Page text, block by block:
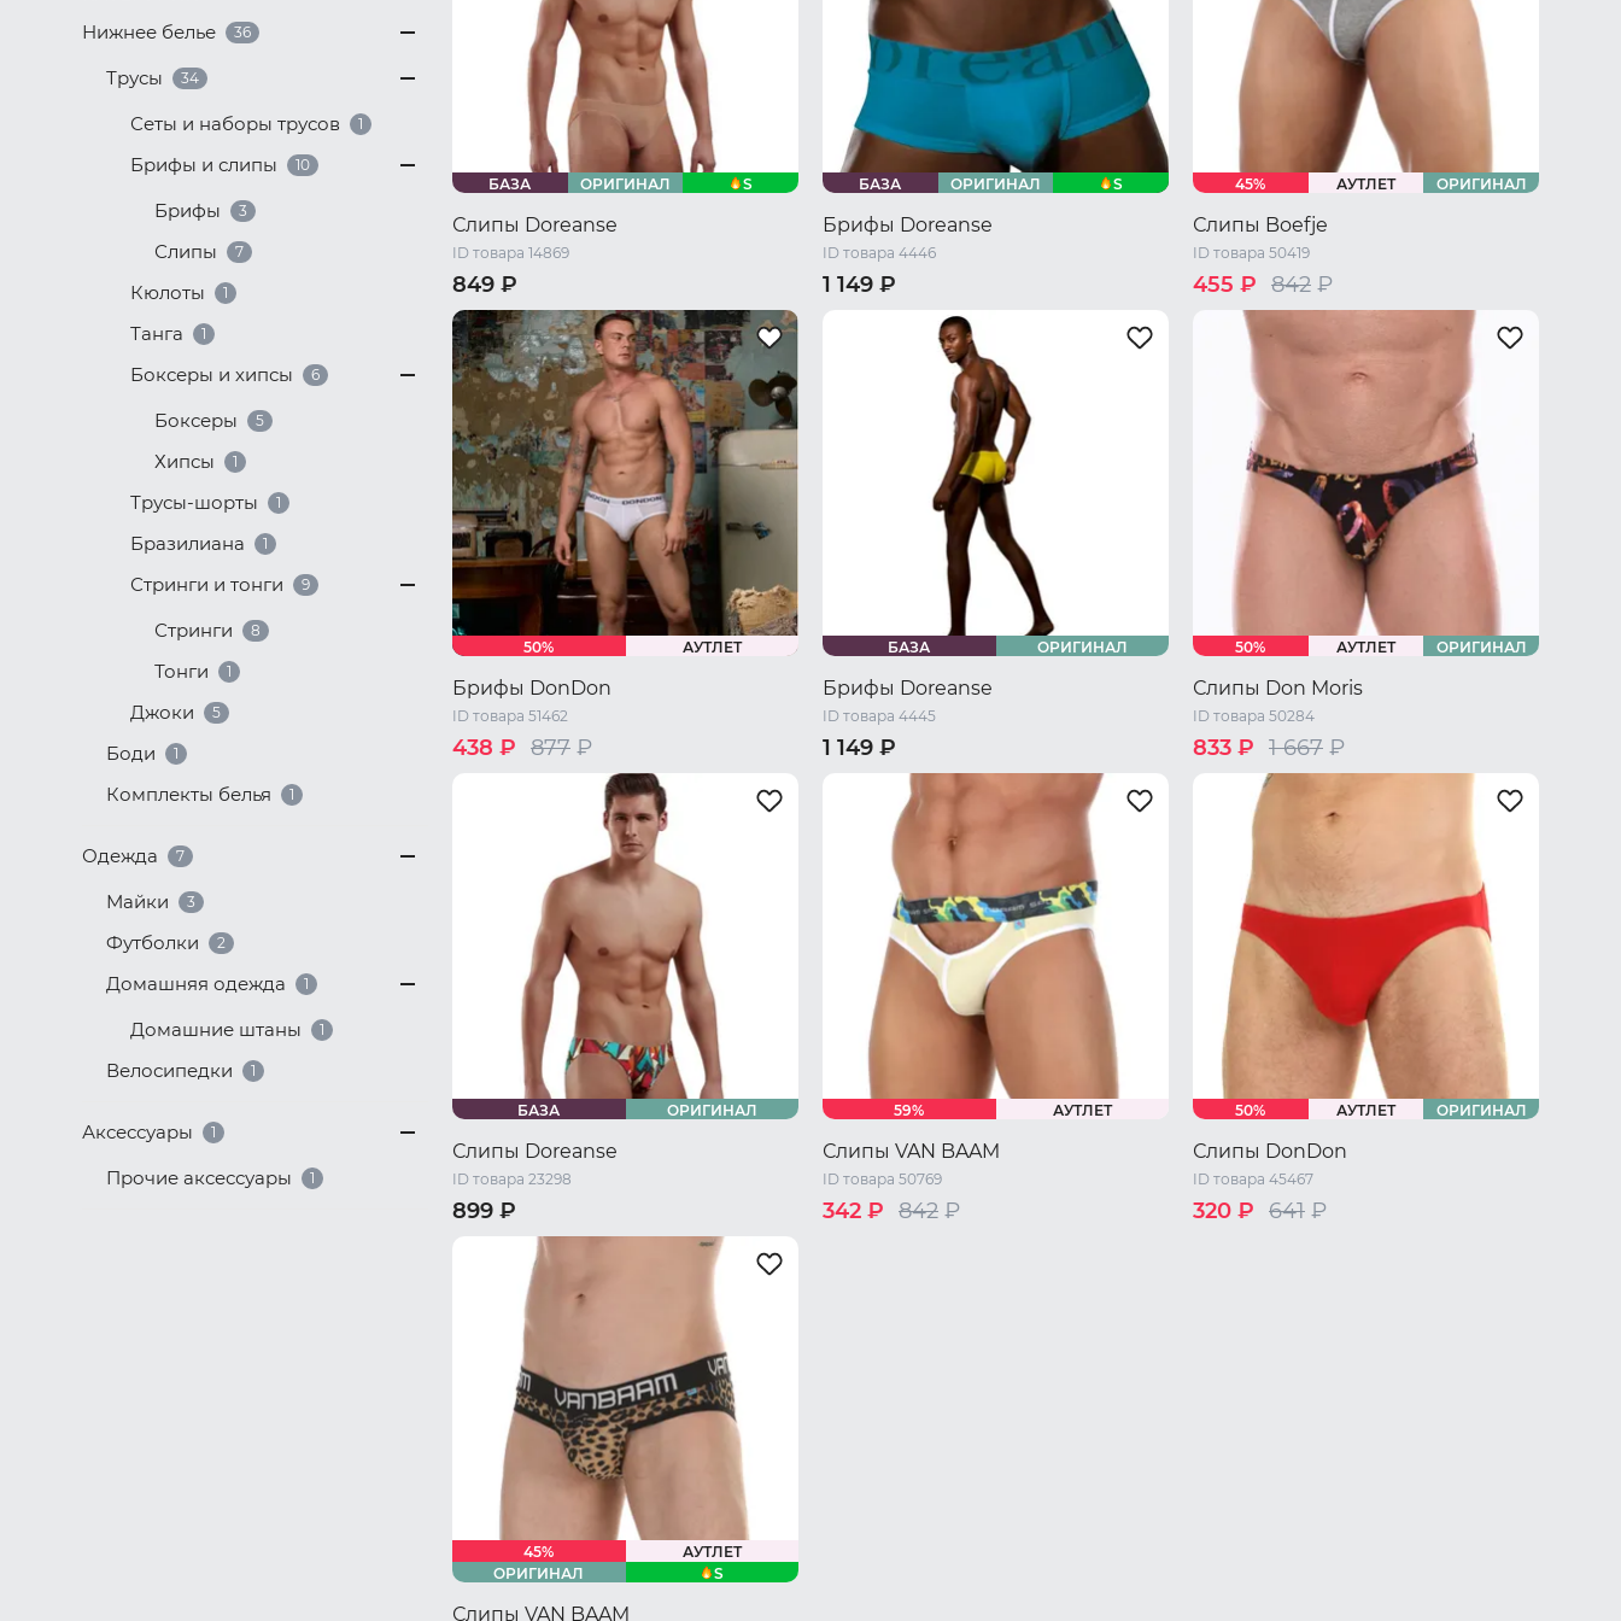
Нижнее белье
36
Трусы 34
Сеты и наборы трусов 1
Брифы и слипы 10
Брифы 3
Слипы 7
Кюлоты 1
Танга 1
Боксеры и хипсы 6
Боксеры 5
Хипсы 1
Трусы-шорты 1
Бразилиана 1
Стринги и тонги 9
Стринги 8
Тонги 1
Джоки 5
Боди 1
Комплекты белья 1
Одежда 7
Майки 3
Футболки 2
Домашняя одежда 1
Домашние штаны 1
Велосипедки 1
Аксессуары 1
Прочие аксессуары 1
БАЗА ОРИГИНАЛ S
Слипы Doreanse
ID товара 14869
849 ₽
44 RU / S 46 RU / M
48 RU / L
50 RU / XL
52 RU / XXL
БАЗА ОРИГИНАЛ S
Брифы Doreanse
ID товара 4446
1 149 ₽
46 RU / M
52 RU / XXL
45% АУТЛЕТ ОРИГИНАЛ
Слипы Boefje
ID товара 50419
455 ₽ 842 ₽
44 RU / S
48 RU / L
50 RU / XL
50% АУТЛЕТ
Брифы DonDon
ID товара 51462
438 ₽ 877 ₽
44 RU / M
46 RU / L
50 RU / XXL
БАЗА ОРИГИНАЛ
Брифы Doreanse
ID товара 4445
1 149 ₽
48 RU / L
50 RU / XL
50% АУТЛЕТ ОРИГИНАЛ
Слипы Don Moris
ID товара 50284
833 ₽ 1 667 ₽
44 RU / S
50 RU / XL
БАЗА ОРИГИНАЛ
Слипы Doreanse
ID товара 23298
899 ₽
48 RU / L
50 RU / XL
59% АУТЛЕТ
Слипы VAN BAAM
ID товара 50769
342 ₽ 842 ₽
50% АУТЛЕТ ОРИГИНАЛ
Слипы DonDon
ID товара 45467
320 ₽ 641 ₽
45%
АУТЛЕТ
ОРИГИНАЛ
S
Слипы VAN BAAM